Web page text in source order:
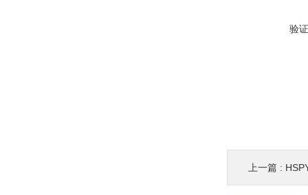
验
上一篇 :